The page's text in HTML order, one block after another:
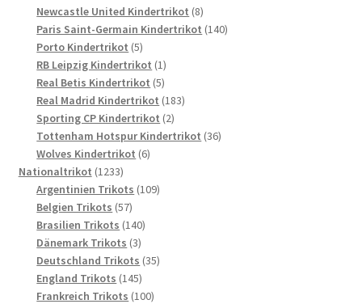
Newcastle United Kindertrikot 88
Produkte
Paris Saint-Germain Kindertrikot 140140
Porto Kindertrikot 55
Produkte
RB Leipzig Kindertrikot 11
Produkt
Real Betis Kindertrikot 55
Produkte
Real Madrid Kindertrikot 183183
Sporting CP Kindertrikot 22
Produkte
Tottenham Hotspur Kindertrikot 3636
Wolves Kindertrikot 66
Nationaltrikot 12331233
Produkte
Argentinien Trikots 109109
Belgien Trikots 5757
Produkte
Brasilien Trikots 140140
Dänemark Trikots 33
Produkte
Deutschland Trikots 3535
England Trikots 145145
Produkte
Frankreich Trikots 100100